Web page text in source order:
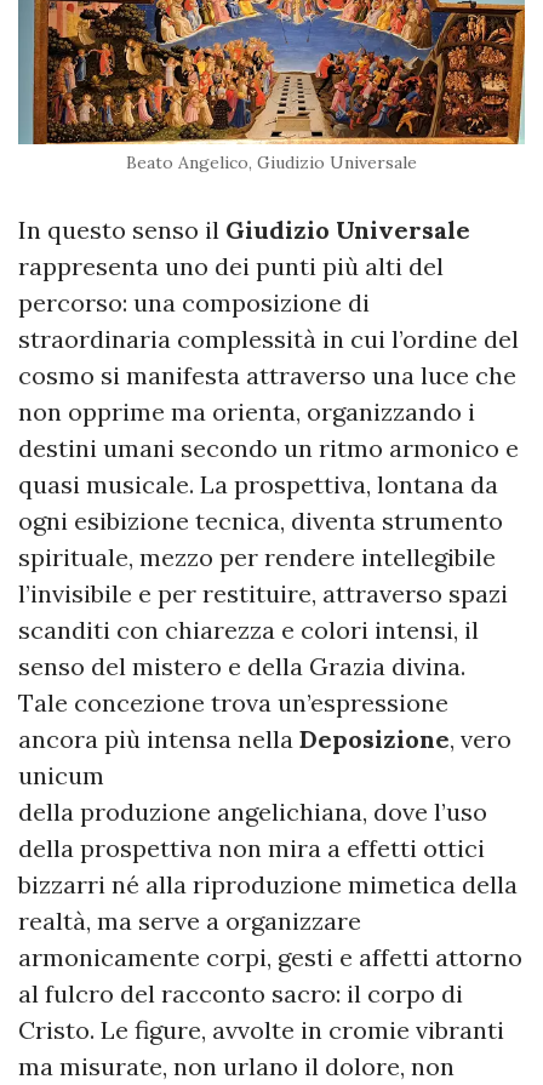
Beato Angelico, Giudizio Universale
In questo senso il Giudizio Universale
rappresenta uno dei punti più alti del
percorso: una composizione di
straordinaria complessità in cui l’ordine del
cosmo si manifesta attraverso una luce che
non opprime ma orienta, organizzando i
destini umani secondo un ritmo armonico e
quasi musicale. La prospettiva, lontana da
ogni esibizione tecnica, diventa strumento
spirituale, mezzo per rendere intellegibile
l’invisibile e per restituire, attraverso spazi
scanditi con chiarezza e colori intensi, il
senso del mistero e della Grazia divina.
Tale concezione trova un’espressione
ancora più intensa nella Deposizione, vero
unicum
della produzione angelichiana, dove l’uso
della prospettiva non mira a effetti ottici
bizzarri né alla riproduzione mimetica della
realtà, ma serve a organizzare
armonicamente corpi, gesti e affetti attorno
al fulcro del racconto sacro: il corpo di
Cristo. Le figure, avvolte in cromie vibranti
ma misurate, non urlano il dolore, non